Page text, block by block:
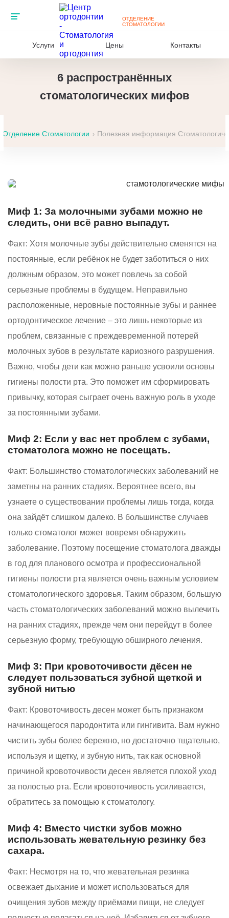
ОТДЕЛЕНИЕ
СТОМАТОЛОГИИ
Услуги Цены Контакты
Отделение Стоматологии › Полезная информация
6 распространённых
стоматологических мифов
Миф 1: За молочными зубами можно не
следить, они всё равно выпадут.
Факт: Хотя молочные зубы действительно сменятся на
постоянные, если ребёнок не будет заботиться о них
должным образом, это может повлечь за собой
серьезные проблемы в будущем. Неправильно
расположенные, неровные постоянные зубы и раннее
ортодонтическое лечение – это лишь некоторые из
проблем, связанные с преждевременной потерей
молочных зубов в результате кариозного разрушения.
Важно, чтобы дети как можно раньше усвоили основы
гигиены полости рта. Это поможет им сформировать
привычку, которая сыграет очень важную роль в уходе
за постоянными зубами.
Миф 2: Если у вас нет проблем с зубами,
стоматолога можно не посещать.
Факт: Большинство стоматологических заболеваний не
заметны на ранних стадиях. Вероятнее всего, вы
узнаете о существовании проблемы лишь тогда, когда
она зайдёт слишком далеко. В большинстве случаев
только стоматолог может вовремя обнаружить
заболевание. Поэтому посещение стоматолога дважды
в год для планового осмотра и профессиональной
гигиены полости рта является очень важным условием
стоматологического здоровья. Таким образом, большую
часть стоматологических заболеваний можно вылечить
на ранних стадиях, прежде чем они перейдут в более
серьезную форму, требующую обширного лечения.
Миф 3: При кровоточивости дёсен не
следует пользоваться зубной щеткой и
зубной нитью
Факт: Кровоточивость десен может быть признаком
начинающегося пародонтита или гингивита. Вам нужно
чистить зубы более бережно, но достаточно тщательно,
используя и щетку, и зубную нить, так как основной
причиной кровоточивости десен является плохой уход
за полостью рта. Если кровоточивость усиливается,
обратитесь за помощью к стоматологу.
Миф 4: Вместо чистки зубов можно
использовать жевательную резинку без
сахара.
Факт: Несмотря на то, что жевательная резинка
освежает дыхание и может использоваться для
очищения зубов между приёмами пищи, не следует